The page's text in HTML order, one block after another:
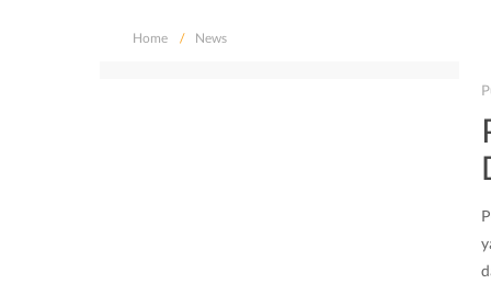
Home News